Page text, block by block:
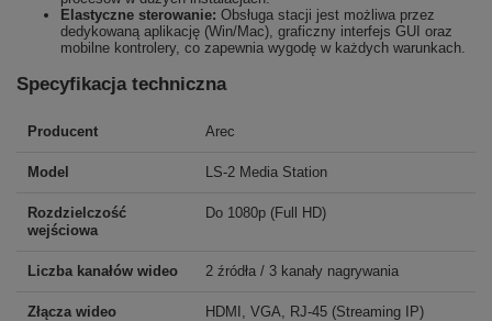
Elastyczne sterowanie: Obsługa stacji jest możliwa przez
dedykowaną aplikację (Win/Mac), graficzny interfejs GUI oraz
mobilne kontrolery, co zapewnia wygodę w każdych warunkach.
Specyfikacja techniczna
Producent Arec
Model LS-2 Media Station
Rozdzielczość
wejściowa
Do 1080p (Full HD)
Liczba kanałów wideo 2 źródła / 3 kanały nagrywania
Złącza wideo HDMI, VGA, RJ-45 (Streaming IP)